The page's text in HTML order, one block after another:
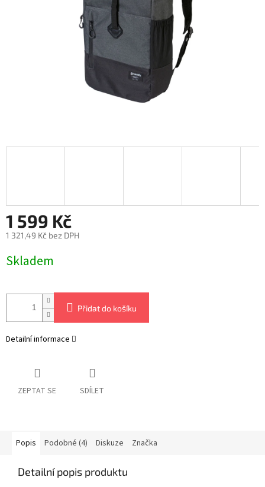
1 599 Kč
1 321,49 Kč bez DPH
cena:
Skladem
Přidat do košíku
Detailní informace
ZEPTAT SE SDÍLET
Popis Podobné (4) Diskuze Značka
Detailní popis produktu